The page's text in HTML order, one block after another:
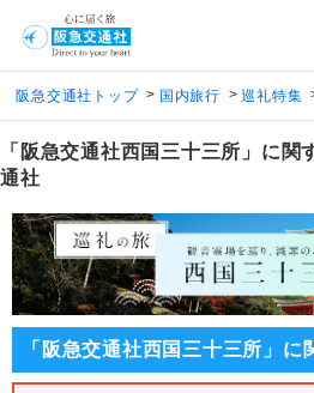
阪急交通社トップ > 国内旅行 > 巡礼特集
「阪急交通社西国三十三所」に関
通社
「阪急交通社西国三十三所」に